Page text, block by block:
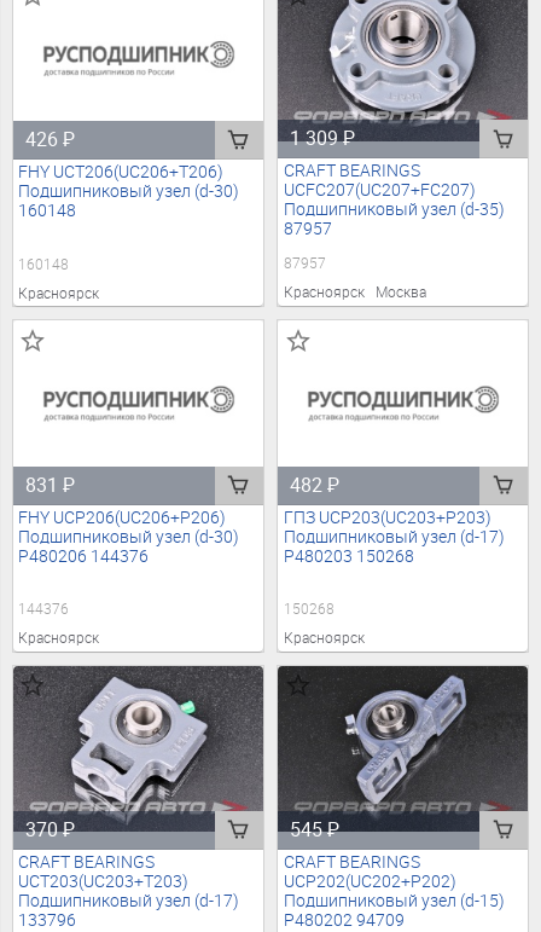
426₽
FHY UCT206(UC206+T206)
Подшипниковый узел (d-30)
160148
160148
Красноярск
1 309₽
CRAFT BEARINGS
UCFC207(UC207+FC207)
Подшипниковый узел (d-35)
87957
87957
Красноярск
Москва
831₽
FHY UCP206(UC206+P206)
Подшипниковый узел (d-30)
P480206 144376
144376
Красноярск
482₽
ГПЗ UCP203(UC203+P203)
Подшипниковый узел (d-17)
P480203 150268
150268
Красноярск
370₽
CRAFT BEARINGS
UCT203(UC203+T203)
Подшипниковый узел (d-17)
133796
545₽
CRAFT BEARINGS
UCP202(UC202+P202)
Подшипниковый узел (d-15)
P480202 94709